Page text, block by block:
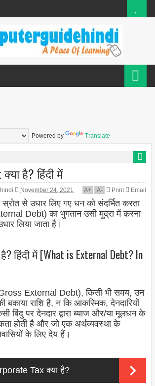
Powered by Translate
है? हिंदी में
November 24, 2021 A+ A- Print Email
से उधार लिए गए धन को संदर्भित करता
Debt) का भुगतान उसी मुद्रा में करना
लिया जाता है।
हिंदी में [What is External Debt? In
External Debt), किसी भी समय, उन
बकाया राशि है, न कि आकस्मिक, देनदारियों
बिंदु पर देनदार द्वारा ब्याज और/या मूलधन के
होती है और जो एक अर्थव्यवस्था के
के लिए देय हैं।
Tax क्या है?